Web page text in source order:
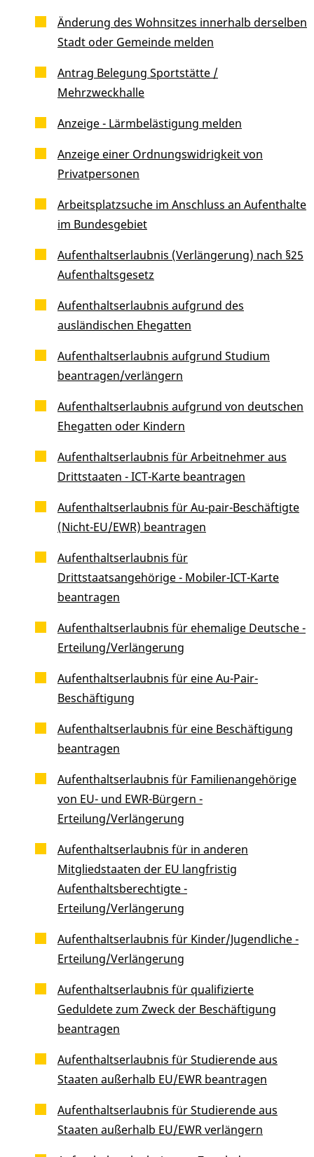
Änderung des Wohnsitzes innerhalb derselben
Stadt oder Gemeinde melden
Antrag Belegung Sportstätte /
Mehrzweckhalle
Anzeige - Lärmbelästigung melden
Anzeige einer Ordnungswidrigkeit von
Privatpersonen
Arbeitsplatzsuche im Anschluss an Aufenthalte
im Bundesgebiet
Aufenthaltserlaubnis (Verlängerung) nach §25
Aufenthaltsgesetz
Aufenthaltserlaubnis aufgrund des
ausländischen Ehegatten
Aufenthaltserlaubnis aufgrund Studium
beantragen/verlängern
Aufenthaltserlaubnis aufgrund von deutschen
Ehegatten oder Kindern
Aufenthaltserlaubnis für Arbeitnehmer aus
Drittstaaten - ICT-Karte beantragen
Aufenthaltserlaubnis für Au-pair-Beschäftigte
(Nicht-EU/EWR) beantragen
Aufenthaltserlaubnis für
Drittstaatsangehörige - Mobiler-ICT-Karte
beantragen
Aufenthaltserlaubnis für ehemalige Deutsche -
Erteilung/Verlängerung
Aufenthaltserlaubnis für eine Au-Pair-
Beschäftigung
Aufenthaltserlaubnis für eine Beschäftigung
beantragen
Aufenthaltserlaubnis für Familienangehörige
von EU- und EWR-Bürgern -
Erteilung/Verlängerung
Aufenthaltserlaubnis für in anderen
Mitgliedstaaten der EU langfristig
Aufenthaltsberechtigte -
Erteilung/Verlängerung
Aufenthaltserlaubnis für Kinder/Jugendliche -
Erteilung/Verlängerung
Aufenthaltserlaubnis für qualifizierte
Geduldete zum Zweck der Beschäftigung
beantragen
Aufenthaltserlaubnis für Studierende aus
Staaten außerhalb EU/EWR beantragen
Aufenthaltserlaubnis für Studierende aus
Staaten außerhalb EU/EWR verlängern